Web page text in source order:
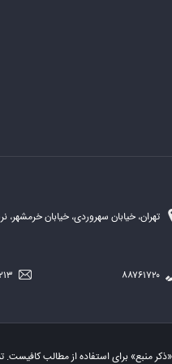
تهران، خیابان سهروردی، خیابان
«ذکر منبع» برای استفاده از مطالب